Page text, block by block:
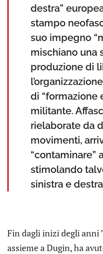
destra”
stampo
suo impegno
mischiano una
produzione di
di “formazione
militante.
rielaborate da
movimenti,
“contaminare”
stimolando
sinistra e
Fin dagli inizi degli anni
assieme a Dugin, ha